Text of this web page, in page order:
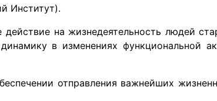
Институт).
на жизнедеятельность людей
в изменениях функциональной
отправления важнейших